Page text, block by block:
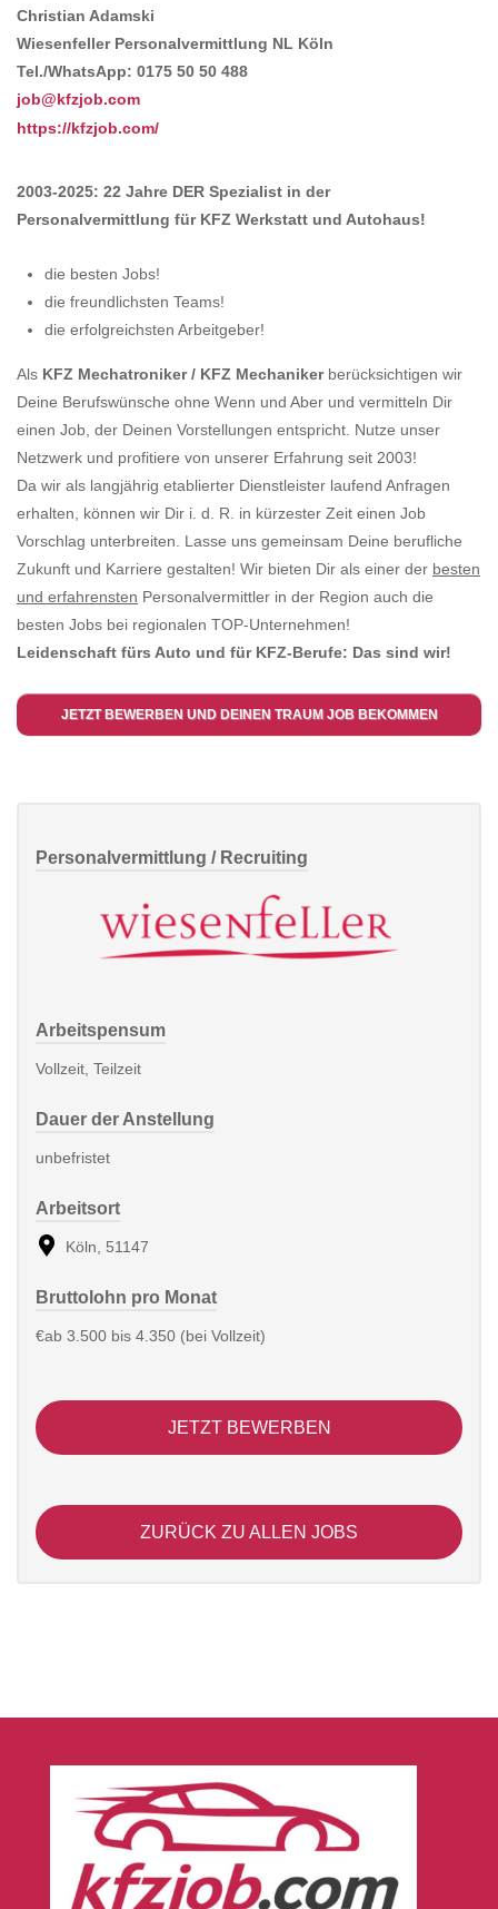
Christian Adamski
Wiesenfeller Personalvermittlung NL Köln
Tel./WhatsApp: 0175 50 50 488
job@kfzjob.com
https://kfzjob.com/
2003-2025: 22 Jahre DER Spezialist in der
Personalvermittlung für KFZ Werkstatt und Autohaus!
die besten Jobs!
die freundlichsten Teams!
die erfolgreichsten Arbeitgeber!
Als KFZ Mechatroniker / KFZ Mechanikerberücksichtigen wir
Deine Berufswünsche ohne Wenn und Aber und vermitteln Dir
einen Job, der Deinen Vorstellungen entspricht. Nutze unser
Netzwerk und profitiere von unserer Erfahrung seit 2003!
Da wir als langjährig etablierter Dienstleister laufend Anfragen
erhalten, können wir Dir i. d. R. in kürzester Zeit einen Job
Vorschlag unterbreiten. Lasse uns gemeinsam Deine berufliche
Zukunft und Karriere gestalten! Wir bieten Dir als einer der besten
und erfahrensten Personalvermittler in der Region auch die
besten Jobs bei regionalen TOP-Unternehmen!
Leidenschaft fürs Auto und für KFZ-Berufe: Das sind wir!
JETZT BEWERBEN UND DEINEN TRAUM JOB BEKOMMEN
Personalvermittlung / Recruiting
Arbeitspensum
Vollzeit, Teilzeit
Dauer der Anstellung
unbefristet
Arbeitsort
Köln, 51147
Bruttolohn pro Monat
€ab 3.500 bis 4.350 (bei Vollzeit)
JETZT BEWERBEN
ZURÜCK ZU ALLEN JOBS